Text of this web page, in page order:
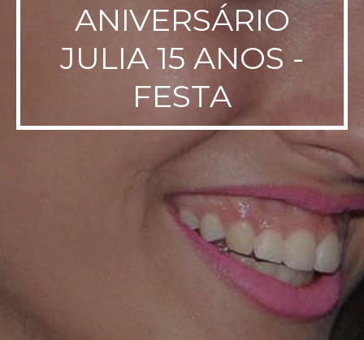
ANIVERSÁRIO
JULIA 15 ANOS -
FESTA